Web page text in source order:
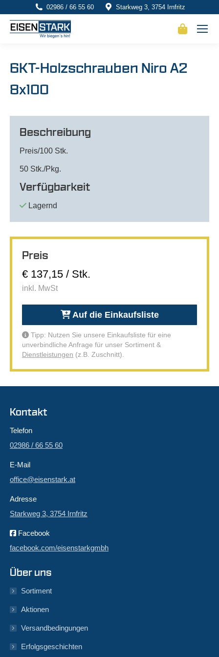
02986 / 66 55 60 Starkweg 3, 3754 Irnfritz
6KT-Holzschrauben Niro A2
8x100
Beschreibung
Preis/100 Stk.
50 Stk./Pkg.
Verfügbarkeit
Lagernd
Preis
€ 137,15 / Stk.
inkl. MwSt
Auf die Einkaufsliste
Tipp: Nutzen Sie unsere Einkaufsliste für eine
unverbindliche Anfrage für unser Sortiment &
Dienstleistungen (z.B. Zuschnitt).
Kontakt
Telefon
02986 / 66 55 60
E-Mail
office@eisenstark.at
Adresse
Starkweg 3, 3754 Irnfritz
Facebook
facebook.com/eisenstarkgmbh
Über uns
Sortiment
Aktionen
Versandbedingungen
Erfolgsgeschichten